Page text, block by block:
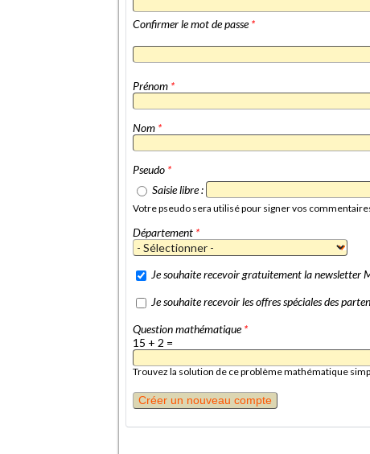
Confirmer le mot de passe*
Prénom *
Nom *
Pseudo *
Saisie libre :
Votre pseudo sera utilisé pour signer vos
Département *
Je souhaite recevoir gratuitement la newsletter
Je souhaite recevoir les offres spéciales des
Question mathématique*
15 + 2 =
Trouvez la solution de ce problème mathématique